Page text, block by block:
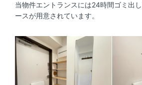
当物件エントランスには24時間ゴミ出
ースが用意されています。